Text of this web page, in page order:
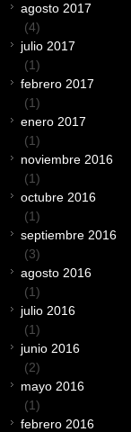
agosto 2017
(4)
julio 2017
(1)
febrero 2017
(1)
enero 2017
(1)
noviembre 2016
(1)
octubre 2016
(1)
septiembre 2016
(3)
agosto 2016
(1)
julio 2016
(1)
junio 2016
(2)
mayo 2016
(1)
febrero 2016